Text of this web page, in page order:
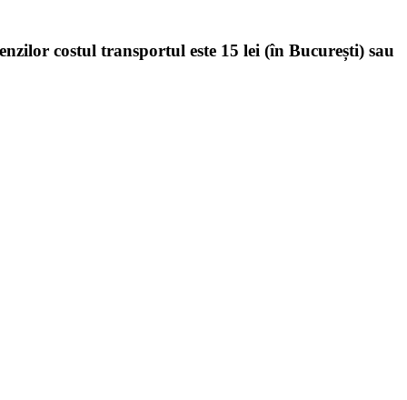
costul transportul este 15 lei (în București) sau